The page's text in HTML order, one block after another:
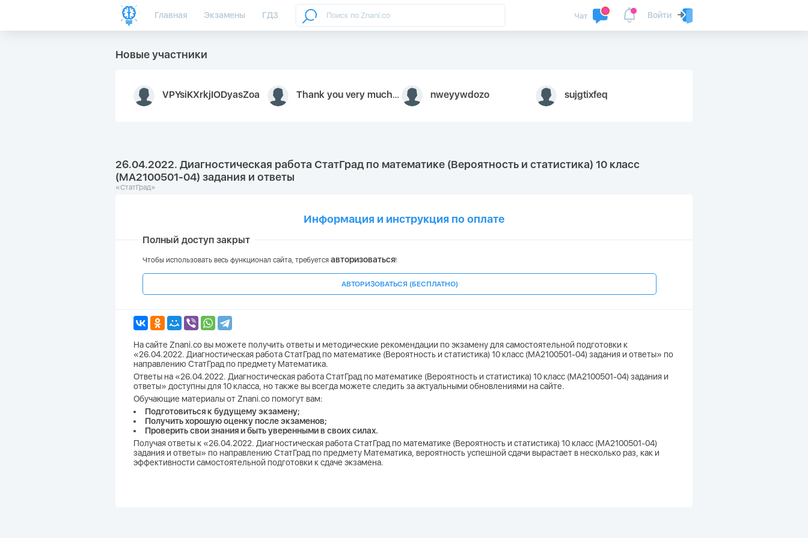
Главная Экзамены ГДЗ Войти
Чат
Новые участники
VPYsiKXrkjIODyasZoa Thank you very much for your inquiry We appreciate you 9126052 https://youtube.com faceapple ! nweyywdozo sujgtixfeq
26.04.2022. Диагностическая работа СтатГрад по математике (Вероятность и статистика) 10 класс
(МА2100501-04) задания и ответы
«СтатГрад»
Информация и инструкция по оплате
Полный доступ закрыт
Чтобы использовать весь функционал сайта, требуется авторизоваться!
АВТОРИЗОВАТЬСЯ (БЕСПЛАТНО)
На сайте Znani.co вы можете получить ответы и методические рекомендации по экзамену для самостоятельной подготовки к
«26.04.2022. Диагностическая работа СтатГрад по математике (Вероятность и статистика) 10 класс (МА2100501-04) задания и ответы» по
направлению СтатГрад по предмету Математика.
Ответы на «26.04.2022. Диагностическая работа СтатГрад по математике (Вероятность и статистика) 10 класс (МА2100501-04) задания и
ответы» доступны для 10 класса, но также вы всегда можете следить за актуальными обновлениями на сайте.
Обучающие материалы от Znani.co помогут вам:
Подготовиться к будущему экзамену;
Получить хорошую оценку после экзаменов;
Проверить свои знания и быть уверенными в своих силах.
Получая ответы к «26.04.2022. Диагностическая работа СтатГрад по математике (Вероятность и статистика) 10 класс (МА2100501-04)
задания и ответы» по направлению СтатГрад по предмету Математика, вероятность успешной сдачи вырастает в несколько раз, как и
эффективности самостоятельной подготовки к сдаче экзамена.